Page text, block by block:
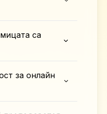
са
за онлайн